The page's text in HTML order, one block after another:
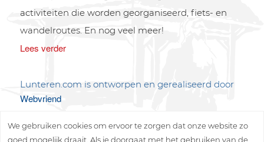
activiteiten die worden georganiseerd, fiets- en
wandelroutes. En nog veel meer!
Lees verder
Lunteren.com is ontworpen en gerealiseerd door
Webvriend
We gebruiken cookies om ervoor te zorgen dat onze website zo
goed mogelijk draait. Als je doorgaat met het gebruiken van de